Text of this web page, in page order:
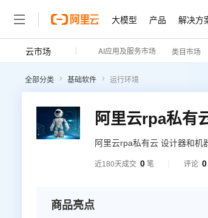
大模型 产品 解决方
云市场 AI应用及服务市场 类目市场
全部分类 基础软件 运行环境
阿里云rpa私有
阿里云rpa私有云 设计器和机
近180天成交 0 笔 评论 0
商品亮点